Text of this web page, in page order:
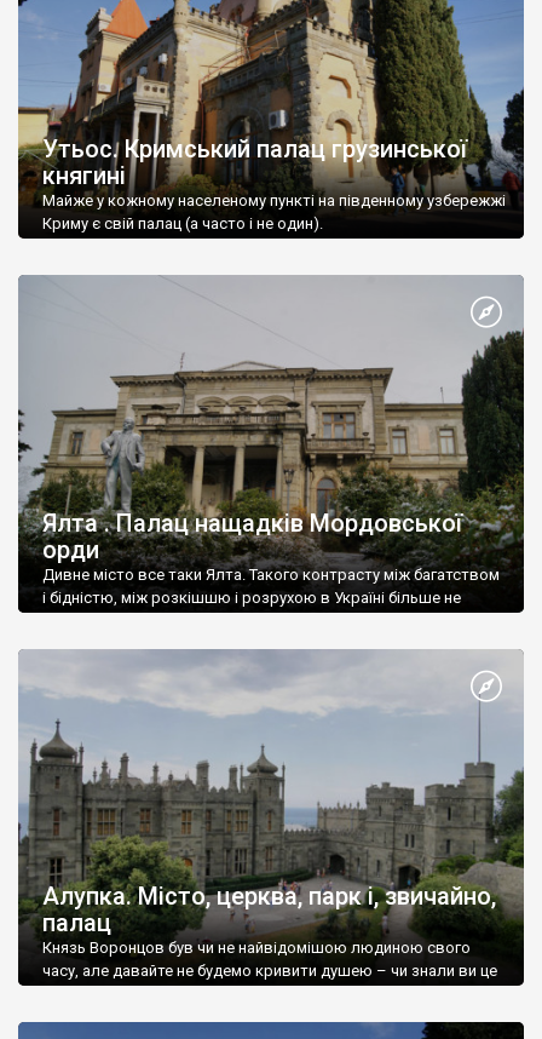
Утьос. Кримський палац грузинської
княгині
Майже у кожному населеному пункті на південному узбережжі
Криму є свій палац (а часто і не один).
Ялта . Палац нащадків Мордовської
орди
Дивне місто все таки Ялта. Такого контрасту між багатством
і бідністю, між розкішшю і розрухою в Україні більше не
Алупка. Місто, церква, парк і, звичайно,
палац
Князь Воронцов був чи не найвідомішою людиною свого
часу, але давайте не будемо кривити душею – чи знали ви це